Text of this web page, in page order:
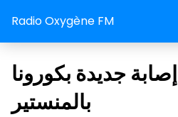
Radio Oxygène FM
حالتا وفاة و77 إصابة جديدة بكورونا
بالمنستير